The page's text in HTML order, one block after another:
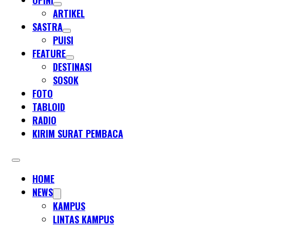
ARTIKEL
SASTRA
PUISI
FEATURE
DESTINASI
SOSOK
FOTO
TABLOID
RADIO
KIRIM SURAT PEMBACA
HOME
NEWS
KAMPUS
LINTAS KAMPUS